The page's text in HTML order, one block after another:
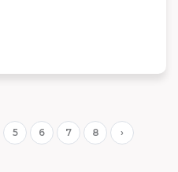
5 6 7 8 ›